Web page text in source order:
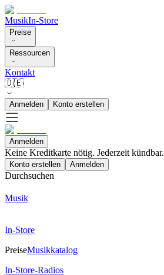
MusikIn-Store
Preise
Ressourcen
Kontakt
🇩🇪
Anmelden Konto erstellen
Anmelden
Keine Kreditkarte nötig. Jederzeit kündbar.
Konto erstellen Anmelden
Durchsuchen
Musik
In-Store
PreiseMusikkatalog
In-Store-Radios